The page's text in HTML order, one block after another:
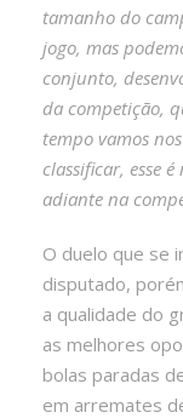
tamanho do
jogo, mas
conjunto,
da competição,
tempo vamos
classificar, esse
adiante na
O duelo que se
disputado,
a qualidade do
as melhores
bolas paradas
em arremates